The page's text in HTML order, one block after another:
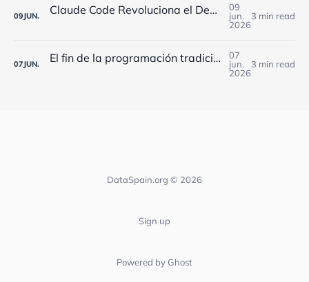
09JUN. Claude Code Revoluciona el Desarrollo en España: Workflows Dinámicos y 5 Agentes Simultáneos
09
jun.
2026
3 min read
07JUN. El fin de la programación tradicional: cómo los agentes de IA están transformando el desarrollo software en España
07
jun.
2026
3 min read
DataSpain.org © 2026
Sign up
Powered by Ghost